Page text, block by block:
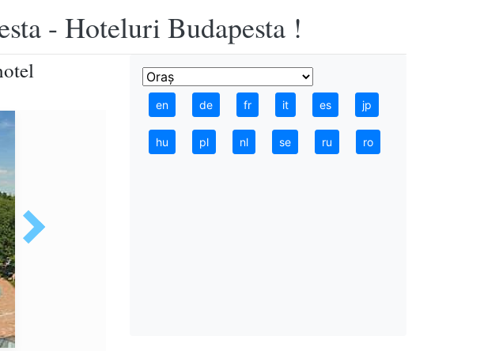
- Hoteluri Budapesta !
en de fr it es jp
hu pl nl se ru ro